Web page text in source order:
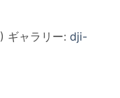
) ギャラリー: dji-